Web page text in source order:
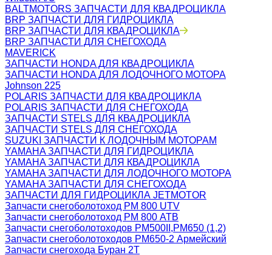
BALTMOTORS ЗАПЧАСТИ ДЛЯ КВАДРОЦИКЛА
BRP ЗАПЧАСТИ ДЛЯ ГИДРОЦИКЛА
BRP ЗАПЧАСТИ ДЛЯ КВАДРОЦИКЛА
BRP ЗАПЧАСТИ ДЛЯ СНЕГОХОДА
MAVERICK
ЗАПЧАСТИ HONDA ДЛЯ КВАДРОЦИКЛА
ЗАПЧАСТИ HONDA ДЛЯ ЛОДОЧНОГО МОТОРА
Johnson 225
POLARIS ЗАПЧАСТИ ДЛЯ КВАДРОЦИКЛА
POLARIS ЗАПЧАСТИ ДЛЯ СНЕГОХОДА
ЗАПЧАСТИ STELS ДЛЯ КВАДРОЦИКЛА
ЗАПЧАСТИ STELS ДЛЯ СНЕГОХОДА
SUZUKI ЗАПЧАСТИ К ЛОДОЧНЫМ МОТОРАМ
YAMAHA ЗАПЧАСТИ ДЛЯ ГИДРОЦИКЛА
YAMAHA ЗАПЧАСТИ ДЛЯ КВАДРОЦИКЛА
YAMAHA ЗАПЧАСТИ ДЛЯ ЛОДОЧНОГО МОТОРА
YAMAHA ЗАПЧАСТИ ДЛЯ СНЕГОХОДА
ЗАПЧАСТИ ДЛЯ ГИДРОЦИКЛА JETMOTOR
Запчасти снегоболотоход РМ 800 UTV
Запчасти снегоболотоход РМ 800 АТВ
Запчасти снегоболотоходов РМ500II,РМ650 (1,2)
Запчасти снегоболотоходов РМ650-2 Армейский
Запчасти снегохода Буран 2Т